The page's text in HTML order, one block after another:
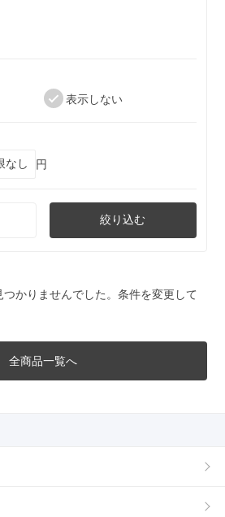
表示しない
円
絞り込む
かりませんでした。条件を変更して
全商品一覧へ